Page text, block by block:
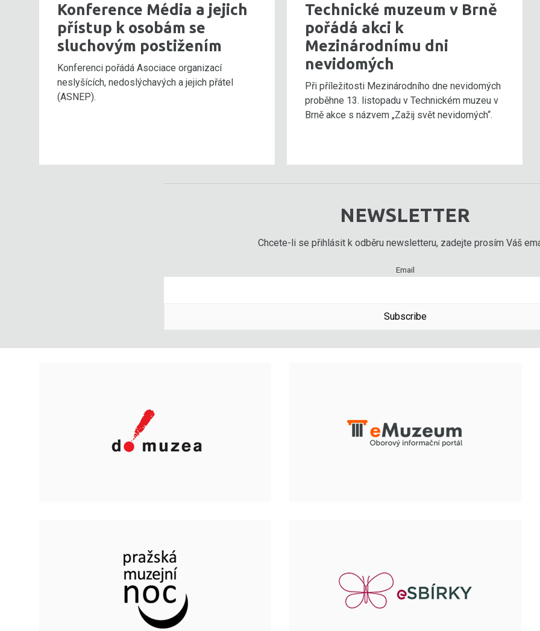
Konference Média a jejich
přístup k osobám se
sluchovým postižením
Konferenci pořádá Asociace organizací
neslyšících, nedoslýchavých a jejich přátel
(ASNEP).
Technické muzeum v Brně
pořádá akci k
Mezinárodnímu dni
nevidomých
Při příležitosti Mezinárodního dne nevidomých
proběhne 13. listopadu v Technickém muzeu v
Brně akce s názvem „Zažij svět nevidomých“.
NEWSLETTER
Chcete-li se přihlásit k odběru newsletteru, zadejte prosím Váš
Email
Subscribe